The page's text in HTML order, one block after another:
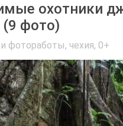
охотники
(9 фото)
фотоработы, чехия, 0+